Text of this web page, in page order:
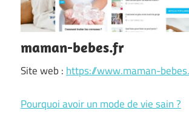
maman-bebes.fr
Site web :https://www.maman-
Pourquoi avoir un mode de vie sain ?